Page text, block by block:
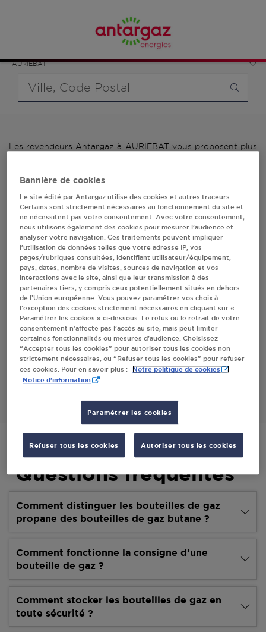
AURIEBAT
bouteille souhaité et le type de point de vente (revendeur /
distributeur automatique de bouteilles de gaz ou station GPL
carburant)
Les revendeurs Antargaz à AURIEBAT vous proposent plus
Antargaz à AURIEBAT, l'adresse, le numéro de téléphone de
votre stations GPL ou distributeurs de bouteilles de gaz.
1 revendeur(s) Antargaz
à AURIEBAT
Villes
LILLE MAURICE MR AURIEBAT
QUART. PARDEVANT
65700AURIEBAT
S'Y RENDRE
Questions fréquentes
Comment distinguer les bouteilles de gaz
propane des bouteilles de gaz butane ?
Comment fonctionne la consigne d’une
bouteille de gaz ?
Comment stocker les bouteilles de gaz en
toute sécurité ?
Bannière de cookies
Le site édité par Antargaz utilise des cookies et autres traceurs.
Certains sont strictement nécessaires au fonctionnement du site et
ne nécessitent pas votre consentement. Avec votre consentement,
nous utilisons également des cookies pour mesurer l’audience et
analyser votre navigation. Ces traitements peuvent impliquer
l’utilisation de données telles que votre adresse IP, vos
pages/rubriques consultées, identifiant utilisateur/équipement,
pays, dates, nombre de visites, sources de navigation et vos
interactions avec le site, ainsi que leur transmission à des
partenaires tiers, y compris ceux potentiellement situés en dehors
de l’Union européenne. Vous pouvez paramétrer vos choix à
l’exception des cookies strictement nécessaires en cliquant sur «
Paramétrer les cookies » ci-dessous. Le refus ou le retrait de votre
consentement n’affecte pas l’accès au site, mais peut limiter
certaines fonctionnalités ou mesures d’audience. Choisissez
“Accepter tous les cookies” pour autoriser tous les cookies non
strictement nécessaires, ou “Refuser tous les cookies” pour refuser
ces cookies. Pour en savoir plus :
Notre politique de cookies
Notice d'information
Paramétrer les cookies
Refuser tous les cookies Autoriser tous les cookies